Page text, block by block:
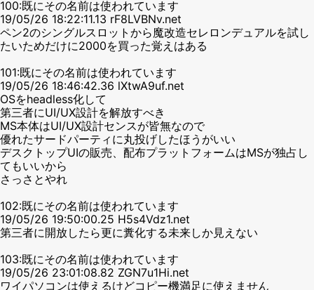
100:既にその名前は使われています
19/05/26 18:22:11.13 rF8LVBNv.net
ペン2のシングルスロットから魔改造セレロンデュアルを試し
たいためだけに2000を買った覚えはある
101:既にその名前は使われています
19/05/26 18:46:42.36 lXtwA9uf.net
OSをheadless化して
第三者にUI/UX設計を解放すべき
MS本体はUI/UX設計センスが皆無なので
優れたサードパーティに丸投げしたほうがいい
デスクトップUIの販売、配布プラットフォームはMSが独占し
てもいいから
さっさとやれ
102:既にその名前は使われています
19/05/26 19:50:00.25 H5s4Vdz1.net
第三者に開放したら更に糞化する未来しか見えない
103:既にその名前は使われています
19/05/26 23:01:08.82 ZGN7u1Hi.net
ワイパソコンは使えるけどコピー機満足に使えません